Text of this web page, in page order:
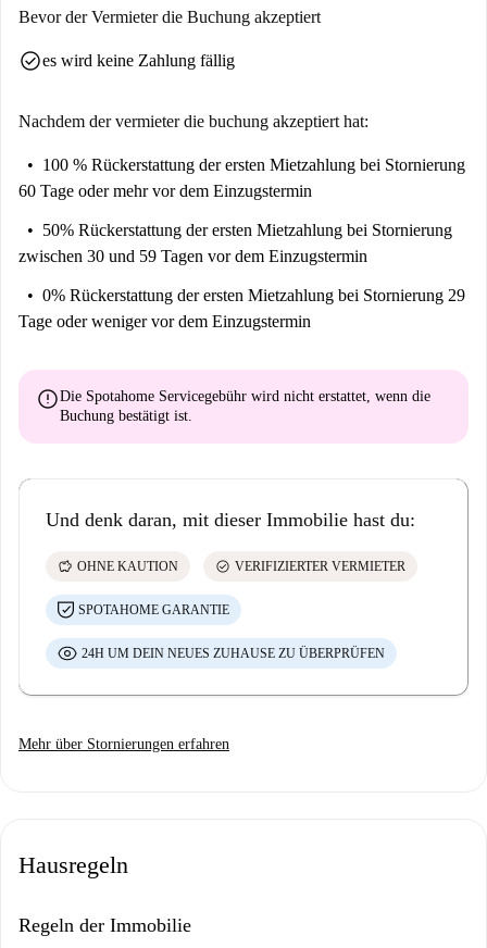
Bevor der Vermieter die Buchung akzeptiert
check_circlees wird keine Zahlung fällig
Nachdem der vermieter die buchung akzeptiert hat:
100 % Rückerstattung der ersten Mietzahlung bei Stornierung
60 Tage oder mehr vor dem Einzugstermin
50% Rückerstattung der ersten Mietzahlung bei Stornierung
zwischen 30 und 59 Tagen vor dem Einzugstermin
0% Rückerstattung der ersten Mietzahlung bei Stornierung 29
Tage oder weniger vor dem Einzugstermin
errorDie Spotahome Servicegebühr wird nicht erstattet, wenn die
Buchung bestätigt ist.
Und denk daran, mit dieser Immobilie hast du:
savings OHNE KAUTION check_circle VERIFIZIERTER VERMIETER
SPOTAHOME GARANTIE
24H UM DEIN NEUES ZUHAUSE ZU ÜBERPRÜFEN
Mehr über Stornierungen erfahren
Hausregeln
Regeln der Immobilie